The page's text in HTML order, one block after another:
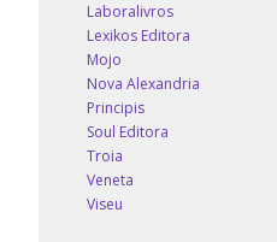
Laboralivros
Lexikos Editora
Mojo
Nova Alexandria
Principis
Soul Editora
Troia
Veneta
Viseu